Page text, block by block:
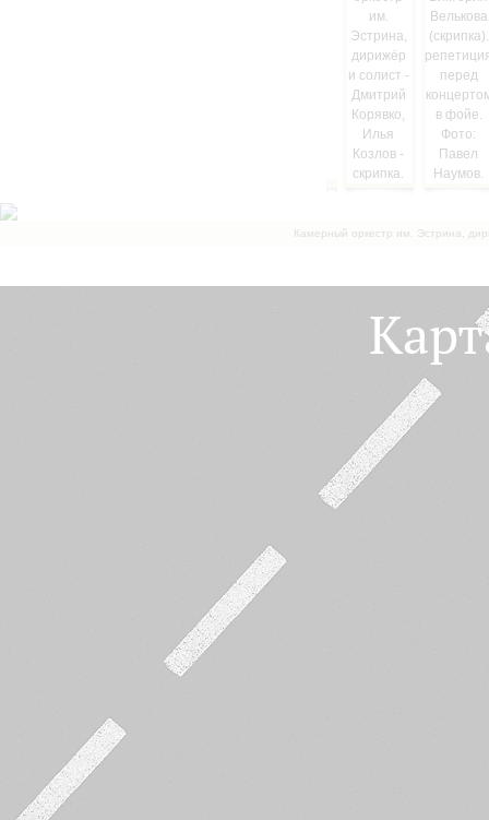
Камерный оркестр им. Эстрина,